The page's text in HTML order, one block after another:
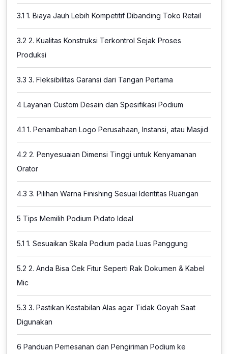
3.1 1. Biaya Jauh Lebih Kompetitif Dibanding Toko Retail
3.2 2. Kualitas Konstruksi Terkontrol Sejak Proses
Produksi
3.3 3. Fleksibilitas Garansi dari Tangan Pertama
4 Layanan Custom Desain dan Spesifikasi Podium
4.1 1. Penambahan Logo Perusahaan, Instansi, atau Masjid
4.2 2. Penyesuaian Dimensi Tinggi untuk Kenyamanan
Orator
4.3 3. Pilihan Warna Finishing Sesuai Identitas Ruangan
5 Tips Memilih Podium Pidato Ideal
5.1 1. Sesuaikan Skala Podium pada Luas Panggung
5.2 2. Anda Bisa Cek Fitur Seperti Rak Dokumen & Kabel
Mic
5.3 3. Pastikan Kestabilan Alas agar Tidak Goyah Saat
Digunakan
6 Panduan Pemesanan dan Pengiriman Podium ke